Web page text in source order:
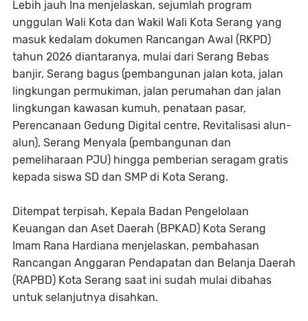
Lebih jauh Ina menjelaskan, sejumlah program
unggulan Wali Kota dan Wakil Wali Kota Serang yang
masuk kedalam dokumen Rancangan Awal (RKPD)
tahun 2026 diantaranya, mulai dari Serang Bebas
banjir, Serang bagus (pembangunan jalan kota, jalan
lingkungan permukiman, jalan perumahan dan jalan
lingkungan kawasan kumuh, penataan pasar,
Perencanaan Gedung Digital centre, Revitalisasi alun-
alun), Serang Menyala (pembangunan dan
pemeliharaan PJU) hingga pemberian seragam gratis
kepada siswa SD dan SMP di Kota Serang.
Ditempat terpisah, Kepala Badan Pengelolaan
Keuangan dan Aset Daerah (BPKAD) Kota Serang
Imam Rana Hardiana menjelaskan, pembahasan
Rancangan Anggaran Pendapatan dan Belanja Daerah
(RAPBD) Kota Serang saat ini sudah mulai dibahas
untuk selanjutnya disahkan.